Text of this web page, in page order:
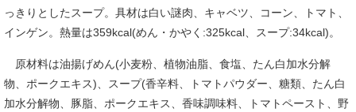
っきりとしたスープ。具材は白い謎肉、キャベツ、コーン、トマト、
インゲン。熱量は359kcal(めん・かやく:325kcal、スープ:34kcal)。
原材料は油揚げめん(小麦粉、植物油脂、食塩、たん白加水分解
物、ポークエキス)、スープ(香辛料、トマトパウダー、糖類、たん白
加水分解物、豚脂、ポークエキス、香味調味料、トマトペースト、野